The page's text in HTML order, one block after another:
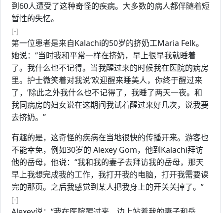
到60人遭受了这种奇怪的疾病。大多数的病人都伴随着短
暂性的失忆。
[-]
第一位患者是来自Kalachi的50岁的挤奶工Maria Felk。
她说：“当时我和平常一样在挤奶，早上很早我就睡着
了。我什么也不记得。当我醒过来的时候我在医院的病房
里。护士微笑着对我说‘欢迎醒来睡美人，你终于醒过来
了，’除此之外我什么也不记得了，我睡了两天一夜。和
我同病房的妇女说在这期间我试着醒过来好几次，说我要
去挤奶。”
有趣的是，这奇怪的疾病在当地很快的传播开来。游客也
不能幸免，例如30岁的 Alexey Gom，他到Kalachi拜访
他的岳母，他说：“我和我的妻子去拜访我的岳母，那天
早上我想完成我的工作，我打开我的电脑，打开我需要读
完的那页。之后我感觉到某人把我身上的开关关掉了。”
[-]